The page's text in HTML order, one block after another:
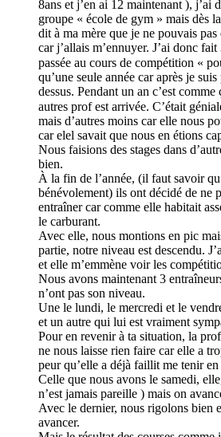
8ans et j’en ai 12 maintenant ), j’ai
groupe « école de gym » mais dès
dit à ma mère que je ne pouvais
car j’allais m’ennuyer. J’ai donc
passée au cours de compétition «
qu’une seule année car après je suis
dessus. Pendant un an c’est
autres prof est arrivée. C’était
mais d’autres moins car elle nous
car elel savait que nous en étions
Nous faisions des stages dans
bien.
À la fin de l’année, (il faut savoir
bénévolement) ils ont décidé de ne
entraîner car comme elle habitait
le carburant.
Avec elle, nous montions en pic
partie, notre niveau est descendu.
et elle m’emmène voir les
Nous avons maintenant 3
n’ont pas son niveau.
Une le lundi, le mercredi et le
et un autre qui lui est vraiment
Pour en revenir à ta situation, la
ne nous laisse rien faire car elle a
peur qu’elle a déjà faillit me tenir
Celle que nous avons le samedi,
n’est jamais pareille ) mais on
Avec le dernier, nous rigolons bien
avancer.